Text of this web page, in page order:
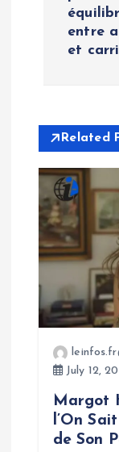
v
g
a
t
entre
et
Related
July 12,
Margot
l’On
de Son